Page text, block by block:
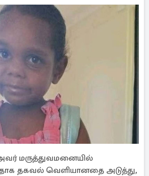
மருத்துவமனையில்
தகவல் வெளியானதை அடுத்து,